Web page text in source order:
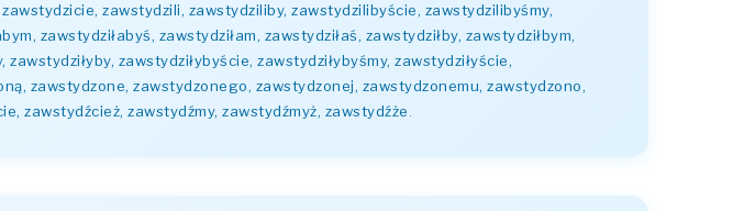
zawstydzili, zawstydziliby, zawstydzilibyście, zawstydzilibyśmy,
zawstydziłabyś, zawstydziłam, zawstydziłaś, zawstydziłby, zawstydziłbym,
zawstydziłybyście, zawstydziłybyśmy, zawstydziłyście,
zawstydzone, zawstydzonego, zawstydzonej, zawstydzonemu, zawstydzono,
zawstydźcież, zawstydźmy, zawstydźmyż, zawstydźże